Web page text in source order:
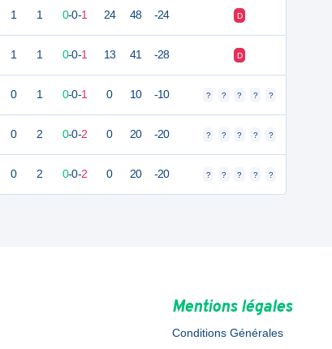
1 1 0-0-1 24 48 -24 D
1 1 0-0-1 13 41 -28 D
0 1 0-0-1 0 10 -10 ? ? ? ? ?
0 2 0-0-2 0 20 -20 ? ? ? ? ?
0 2 0-0-2 0 20 -20 ? ? ? ? ?
Mentions légales
Conditions Générales